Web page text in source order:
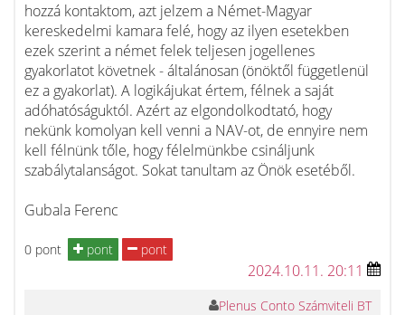
hozzá kontaktom, azt jelzem a Német-Magyar
kereskedelmi kamara felé, hogy az ilyen esetekben
ezek szerint a német felek teljesen jogellenes
gyakorlatot követnek - általánosan (önöktől függetlenül
ez a gyakorlat). A logikájukat értem, félnek a saját
adóhatóságuktól. Azért az elgondolkodtató, hogy
nekünk komolyan kell venni a NAV-ot, de ennyire nem
kell félnünk tőle, hogy félelmünkbe csináljunk
szabálytalanságot. Sokat tanultam az Önök esetéből.
Gubala Ferenc
0 pont pont pont
2024.10.11. 20:11
Plenus Conto Számviteli BT